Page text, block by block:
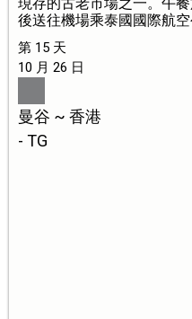
現存的古老市場之一。午
後送往機場乘泰國國際航
第 15 天
10 月 26 日
曼谷 ~ 香港
- TG